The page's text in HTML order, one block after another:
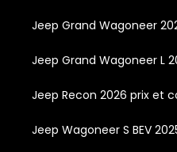
Jeep Grand Wagoneer
Jeep Grand Wagoneer L
Jeep Recon 2026 prix et
Jeep Wagoneer S BEV